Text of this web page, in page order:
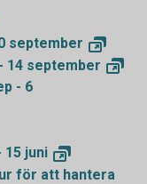
september
14 september
- 6
15 juni
för att hantera